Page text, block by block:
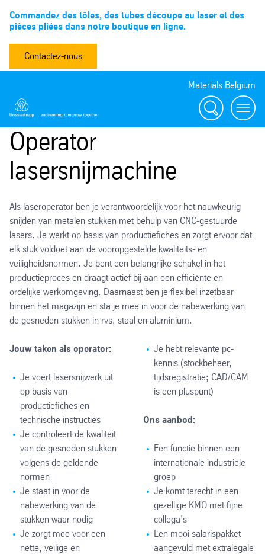
Commandez des tôles, des tubes découpe au laser et des
pièces pliées dans notre boutique en ligne.
Contactez-nous
Materials Belgium
RechercheMenu
Operator
lasersnijmachine
Als laseroperator ben je verantwoordelijk voor het nauwkeurig
snijden van metalen stukken met behulp van CNC-gestuurde
lasers. Je werkt op basis van productiefiches en zorgt ervoor dat
elk stuk voldoet aan de vooropgestelde kwaliteits- en
veiligheidsnormen. Je bent een belangrijke schakel in het
productieproces en draagt actief bij aan een efficiënte en
ordelijke werkomgeving. Daarnaast ben je flexibel inzetbaar
binnen het magazijn en sta je mee in voor de nabewerking van
de gesneden stukken in rvs, staal en aluminium.
Jouw taken als operator:
Je voert lasersnijwerk uit
op basis van
productiefiches en
technische instructies
Je controleert de kwaliteit
van de gesneden stukken
volgens de geldende
normen
Je staat in voor de
nabewerking van de
stukken waar nodig
Je zorgt mee voor een
nette, veilige en
Je hebt relevante pc-
kennis (stockbeheer,
tijdsregistratie; CAD/CAM
is een pluspunt)
Ons aanbod:
Een functie binnen een
internationale industriële
groep
Je komt terecht in een
gezellige KMO met fijne
collega’s
Een mooi salarispakket
aangevuld met extralegale